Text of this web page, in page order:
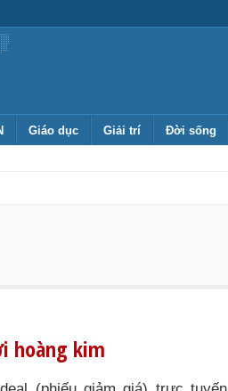
Giáo dục Giải trí Đời sống
hoàng kim